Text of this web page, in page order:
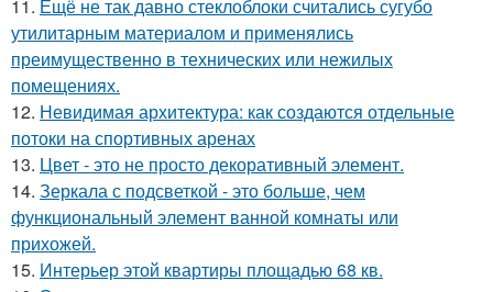
11. Ещё не так давно стеклоблоки считались сугубо
утилитарным материалом и применялись
преимущественно в технических или нежилых
помещениях.
12. Невидимая архитектура: как создаются отдельные
потоки на спортивных аренах
13. Цвет - это не просто декоративный элемент.
14. Зеркала с подсветкой - это больше, чем
функциональный элемент ванной комнаты или
прихожей.
15. Интерьер этой квартиры площадью 68 кв.